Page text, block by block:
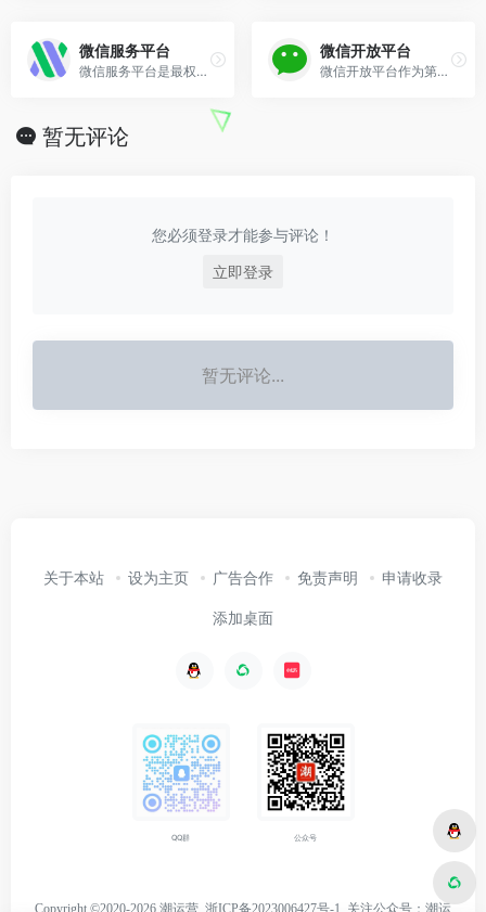
微信服务平台
微信服务平台是最权威的微信小程序相关服务、服务商的推荐及撮合平台，集优质小程序saas模板、定制化行业解决方案，持接口能力（API）、插件等开发服务以及MCN直播整合营销代运营...
微信开放平台
微信开放平台作为第三方移动程序提供接口，使用户可将第三方程序的内容发布给好友或分享至朋友圈，第三方内容借助微信平台获得更广泛的传播。从而形成了一种主流的线上线下微信互...
暂无评论
您必须登录才能参与评论！
立即登录
暂无评论...
关于本站 设为主页 广告合作 免责声明 申请收录
添加桌面
QQ群 公众号